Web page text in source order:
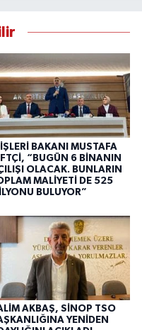
BAKANI MUSTAFA
“BUGÜN 6 BİNANIN
OLACAK. BUNLARIN
MALİYETİ DE 525
BULUYOR”
AKBAŞ, SİNOP TSO
YENİDEN